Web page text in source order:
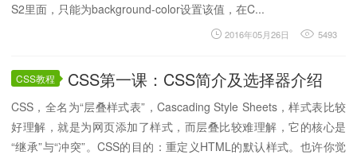
S2里面，只能为background-color设置该值，在C...
2016年05月26日 5493
CSS教程 CSS第一课：CSS简介及选择器介绍
CSS，全名为“层叠样式表”，Cascading Style Sheets，样式表比较
好理解，就是为网页添加了样式，而层叠比较难理解，它的核心是
“继承”与“冲突”。CSS的目的：重定义HTML的默认样式。也许你觉